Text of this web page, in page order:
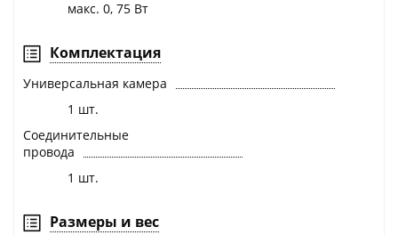
макс. 0, 75 Вт
Комплектация
Универсальная камера
1 шт.
Соединительные
провода
1 шт.
Размеры и вес